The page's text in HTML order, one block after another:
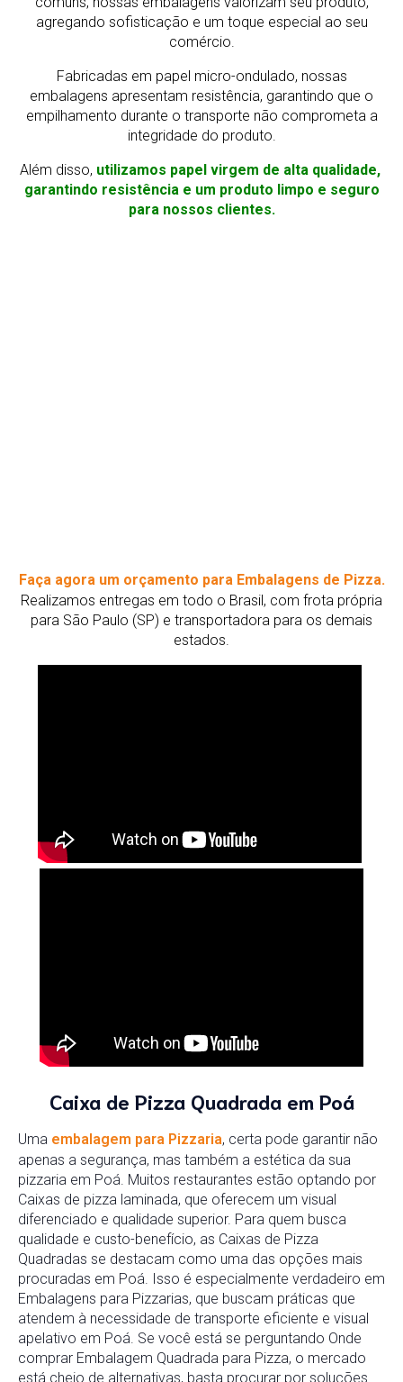
agregando sofisticação e um toque especial ao seu
comércio.
Fabricadas em papel micro-ondulado, nossas
embalagens apresentam resistência, garantindo que o
empilhamento durante o transporte não comprometa a
integridade do produto.
Além disso, utilizamos papel virgem de alta qualidade,
garantindo resistência e um produto limpo e seguro
para nossos clientes.
Faça agora um orçamento para Embalagens de Pizza.
Realizamos entregas em todo o Brasil, com frota própria
para São Paulo (SP) e transportadora para os demais
estados.
Caixa de Pizza Quadrada em Poá
Uma embalagem para Pizzaria, certa pode garantir não
apenas a segurança, mas também a estética da sua
pizzaria em Poá. Muitos restaurantes estão optando por
Caixas de pizza laminada, que oferecem um visual
diferenciado e qualidade superior. Para quem busca
qualidade e custo-benefício, as Caixas de Pizza
Quadradas se destacam como uma das opções mais
procuradas em Poá. Isso é especialmente verdadeiro em
Embalagens para Pizzarias, que buscam práticas que
atendem à necessidade de transporte eficiente e visual
apelativo em Poá. Se você está se perguntando Onde
comprar Embalagem Quadrada para Pizza, o mercado
está cheio de alternativas, basta procurar por soluções